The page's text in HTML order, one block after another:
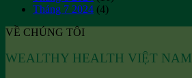
Tháng 7 2024 (4)
VỀ CHÚNG TÔI
WEALTHY HEALTH VIỆT NAM